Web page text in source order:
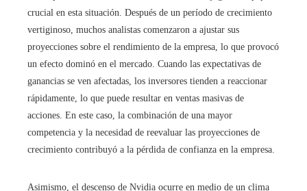
crucial en esta situación. Después de un período de crecimiento
vertiginoso, muchos analistas comenzaron a ajustar sus
proyecciones sobre el rendimiento de la empresa, lo que provocó
un efecto dominó en el mercado. Cuando las expectativas de
ganancias se ven afectadas, los inversores tienden a reaccionar
rápidamente, lo que puede resultar en ventas masivas de
acciones. En este caso, la combinación de una mayor
competencia y la necesidad de reevaluar las proyecciones de
crecimiento contribuyó a la pérdida de confianza en la empresa.
Asimismo, el descenso de Nvidia ocurre en medio de un clima